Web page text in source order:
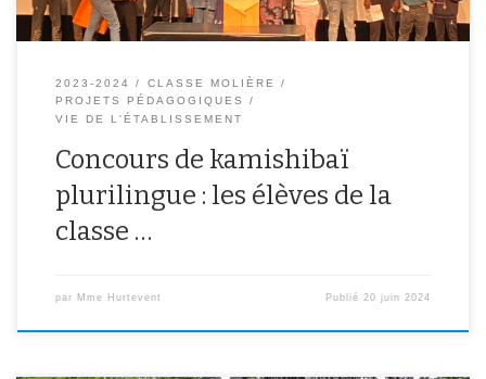
2023-2024
CLASSE MOLIÈRE
PROJETS PÉDAGOGIQUES
VIE DE L'ÉTABLISSEMENT
Concours de kamishibaï
plurilingue : les élèves de la
classe …
par Mme Hurtevent Publié 20 juin 2024